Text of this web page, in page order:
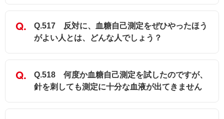
Q.517 反対に、血糖自己測定をぜひやったほう
がよい人とは、どんな人でしょう？
Q.518 何度か血糖自己測定を試したのですが、
針を刺しても測定に十分な血液が出てきません